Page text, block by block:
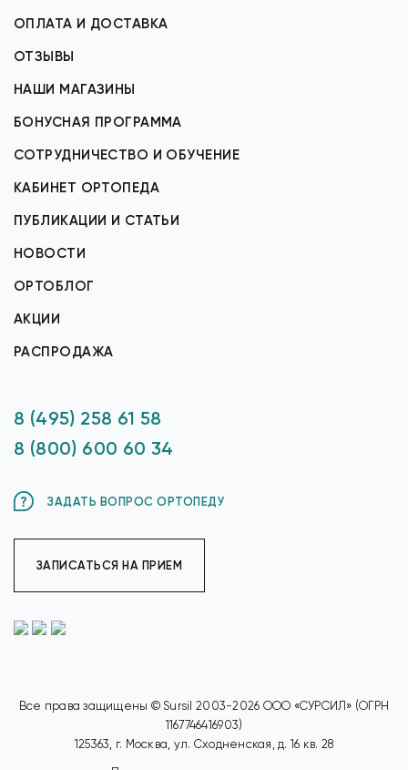
ОПЛАТА И ДОСТАВКА
ОТЗЫВЫ
НАШИ МАГАЗИНЫ
БОНУСНАЯ ПРОГРАММА
СОТРУДНИЧЕСТВО И ОБУЧЕНИЕ
КАБИНЕТ ОРТОПЕДА
ПУБЛИКАЦИИ И СТАТЬИ
НОВОСТИ
ОРТОБЛОГ
АКЦИИ
РАСПРОДАЖА
8 (495) 258 61 58
8 (800) 600 60 34
ЗАДАТЬ ВОПРОС ОРТОПЕДУ
ЗАПИСАТЬСЯ НА ПРИЕМ
Все права защищены © Sursil 2003-2026 ООО «СУРСИЛ» (ОГРН
1167746416903)
125363, г. Москва, ул. Сходненская, д. 16 кв. 28